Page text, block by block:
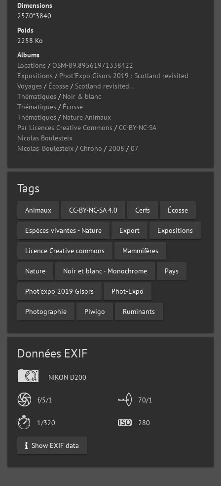
Dimensions
2570*3840
Poids
2258 Ko
Albums
Locations / OSM-89.89561971338422
Expositions / Phot'Expo Gisors 2019 : Scotland revisited
Voyages / Écosse / Scotland revisited...
Thématiques / Noir & blanc
Thématiques / Écosse
Thématiques / Nature Animaux
Par Licences Creative Commons / CC-BY-NC-SA
Nicolas Boulesteix
Nicolas_Boulesteix / Chrono / 2008 /07
Tags
Animaux CC-BY-NC-SA 4.0 Cerfs Écosse
Espèces vivantes - Nature Export Expositions
Licence Creative commons Mammifères
Nature Noir et blanc - Monochrome Pays
Phot'expo 2019 Gisors Phot-Expo
Photographie Piwigo Ruminants
Données EXIF
NIKON D200
f/5/1 70/1
1/320 280
Show EXIF data